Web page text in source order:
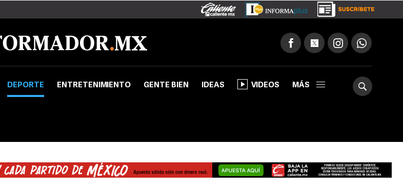
DEPORTE ENTRETENIMIENTO GENTE BIEN IDEAS VIDEOS MÁS